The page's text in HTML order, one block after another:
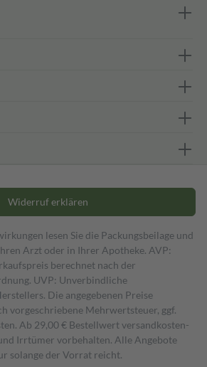
Widerruf erklären
lesen Sie die Packungsbeilage und
Arzt oder in Ihrer Apotheke. AVP:
berechnet nach der
UVP: Unverbindliche
Die angegebenen Preise
vorgeschriebene Mehrwertsteuer, ggf.
Ab 29,00 € Bestell­wert versand­kosten­
Irrtümer vorbehalten. Alle Angebote
solange der Vorrat reicht.